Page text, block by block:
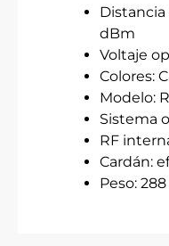
Distancia
dBm
Voltaje
Colores:
Modelo:
Sistema
RF
Cardán:
Peso: